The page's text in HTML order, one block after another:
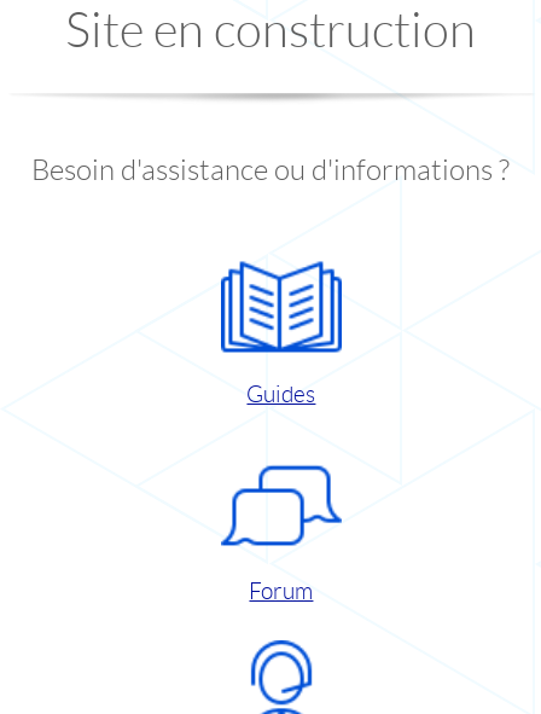
Site en construction
Besoin d'assistance ou d'informations ?
Guides
Forum